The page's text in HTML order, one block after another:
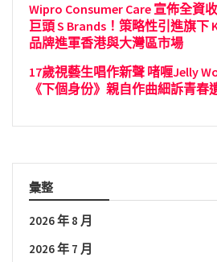
Wipro Consumer Care 宣佈全資
巨頭 S Brands！策略性引進旗下
品牌進軍香港與大灣區市場
17歲視藝生唱作新聲 啫喱Jelly
《下個身份》親自作曲細訴青春
彙整
2026 年 8 月
2026 年 7 月